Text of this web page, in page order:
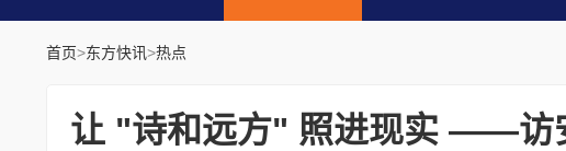
首页>东方快讯>热点
让 "诗和远方" 照进现实 ——访